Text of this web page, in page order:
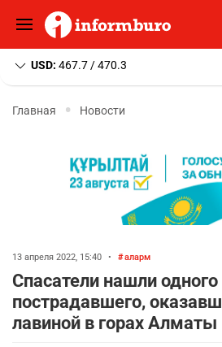
USD: 467.7 / 470.3
Главная Новости
13 апреля 2022, 15:40 • аларм
Спасатели нашли одного
пострадавшего,
лавиной в горах Алматы